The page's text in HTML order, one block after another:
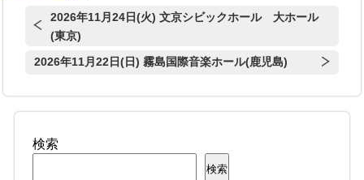
2026年11月24日(火) 文京シビックホール 大ホール
(東京)
2026年11月22日(日) 霧島国際音楽ホール(鹿児島)
検索
検索